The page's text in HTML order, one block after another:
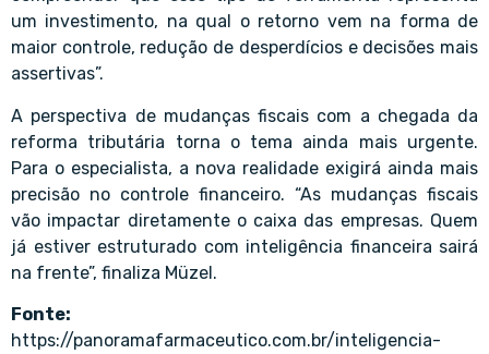
um investimento, na qual o retorno vem na forma de
maior controle, redução de desperdícios e decisões mais
assertivas”.
A perspectiva de mudanças fiscais com a chegada da
reforma tributária torna o tema ainda mais urgente.
Para o especialista, a nova realidade exigirá ainda mais
precisão no controle financeiro. “As mudanças fiscais
vão impactar diretamente o caixa das empresas. Quem
já estiver estruturado com inteligência financeira sairá
na frente”, finaliza Müzel.
Fonte:
https://panoramafarmaceutico.com.br/inteligencia-